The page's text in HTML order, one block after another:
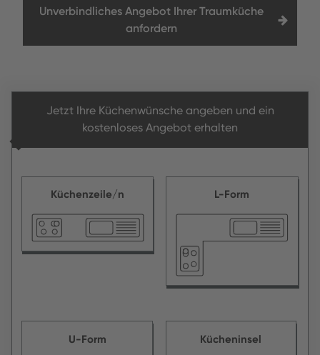
Unverbindliches Angebot Ihrer Traumküche
anfordern
Jetzt Ihre Küchenwünsche angeben und ein
kostenloses Angebot erhalten
Küchenzeile/n L-Form
U-Form Kücheninsel